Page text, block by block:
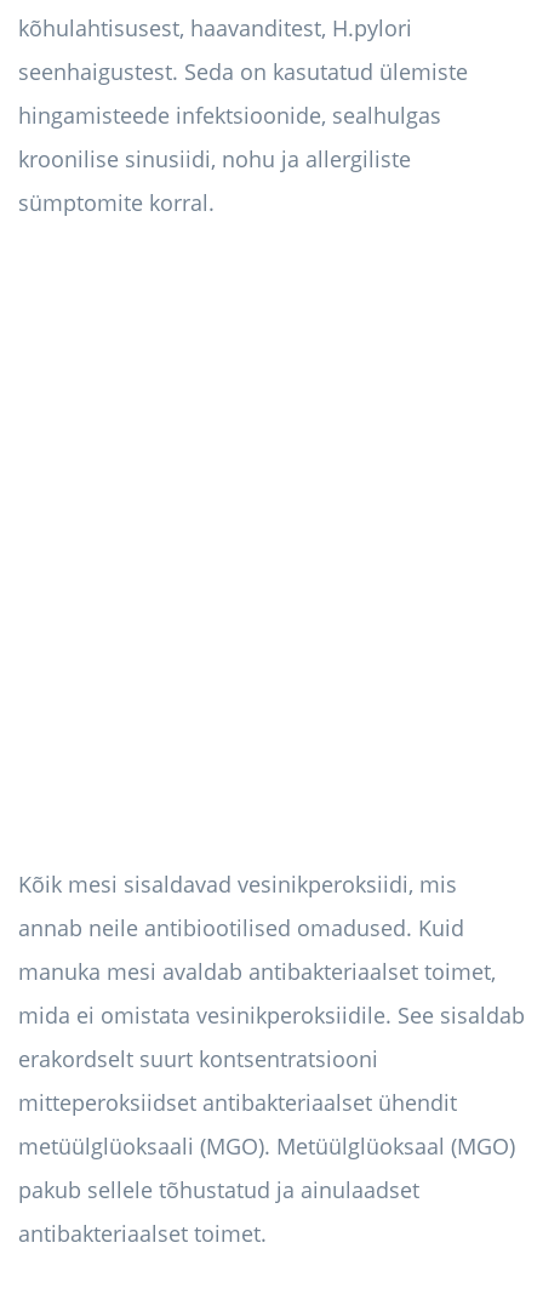
kõhulahtisusest, haavanditest, H.pylori
seenhaigustest. Seda on kasutatud ülemiste
hingamisteede infektsioonide, sealhulgas
kroonilise sinusiidi, nohu ja allergiliste
sümptomite korral.
Kõik mesi sisaldavad vesinikperoksiidi, mis
annab neile antibiootilised omadused. Kuid
manuka mesi avaldab antibakteriaalset toimet,
mida ei omistata vesinikperoksiidile. See sisaldab
erakordselt suurt kontsentratsiooni
mitteperoksiidset antibakteriaalset ühendit
metüülglüoksaali (MGO). Metüülglüoksaal (MGO)
pakub sellele tõhustatud ja ainulaadset
antibakteriaalset toimet.